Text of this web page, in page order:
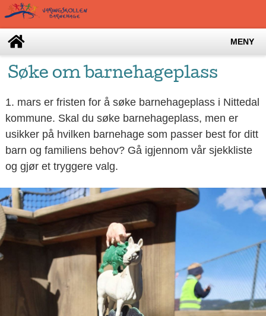
MENY
Søke om barnehageplass
1. mars er fristen for å søke barnehageplass i Nittedal
kommune. Skal du søke barnehageplass, men er
usikker på hvilken barnehage som passer best for ditt
barn og familiens behov? Gå igjennom vår sjekkliste
og gjør et tryggere valg.